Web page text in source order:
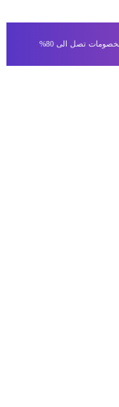
الى 80%